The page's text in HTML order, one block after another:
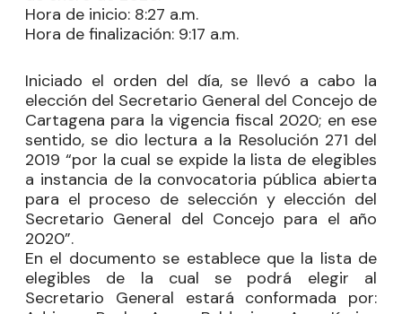
Hora de inicio: 8:27 a.m.
Hora de finalización: 9:17 a.m.
Iniciado el orden del día, se llevó a cabo la
elección del Secretario General del Concejo de
Cartagena para la vigencia fiscal 2020; en ese
sentido, se dio lectura a la Resolución 271 del
2019 “por la cual se expide la lista de elegibles
a instancia de la convocatoria pública abierta
para el proceso de selección y elección del
Secretario General del Concejo para el año
2020”.
En el documento se establece que la lista de
elegibles de la cual se podrá elegir al
Secretario General estará conformada por: